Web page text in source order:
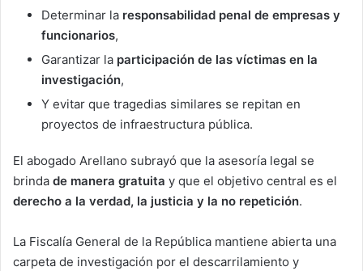
Determinar la responsabilidad penal de empresas y
funcionarios,
Garantizar la participación de las víctimas en la
investigación,
Y evitar que tragedias similares se repitan en
proyectos de infraestructura pública.
El abogado Arellano subrayó que la asesoría legal se
brinda de manera gratuita y que el objetivo central es el
derecho a la verdad, la justicia y la no repetición.
La Fiscalía General de la República mantiene abierta una
carpeta de investigación por el descarrilamiento y